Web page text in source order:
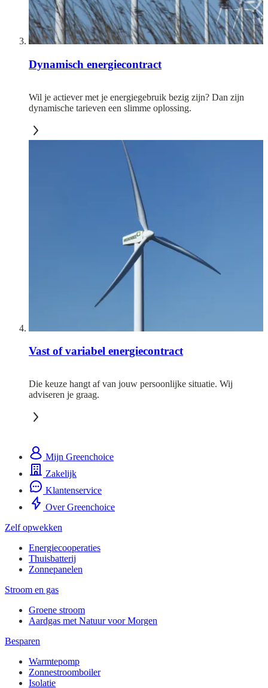
Dynamisch energiecontract
Wil je actiever met je energiegebruik bezig zijn? Dan zijn
dynamische tarieven een slimme oplossing.
Vast of variabel energiecontract
Die keuze hangt af van jouw persoonlijke situatie. Wij
adviseren je graag.
Mijn Greenchoice
Zakelijk
Klantenservice
Over Greenchoice
Zelf opwekken
Energiecooperaties
Thuisbatterij
Zonnepanelen
Stroom en gas
Groene stroom
Aardgas met Natuur voor Morgen
Besparen
Warmtepomp
Zonnestroomboiler
Isolatie